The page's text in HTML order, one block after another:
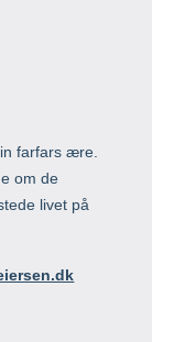
farfars ære.
om de
livet på